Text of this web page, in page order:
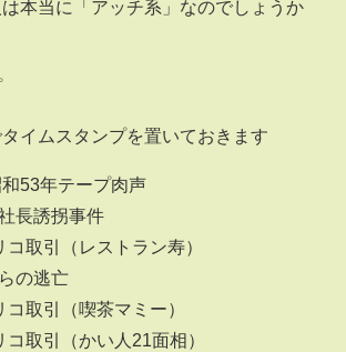
本当に「アッチ系」なのでしょうか
イムスタンプを置いておきます
53年テープ肉声
長誘拐事件
取引（レストラン寿）
の逃亡
取引（喫茶マミー）
取引（かい人21面相）